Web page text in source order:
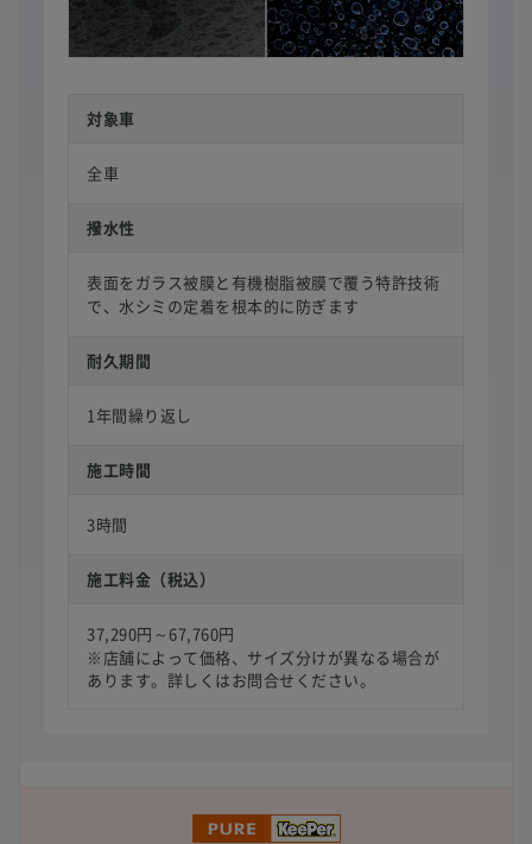
対象車
全車
撥水性
表面をガラス被膜と有機樹脂被膜で覆う特許技術
で、水シミの定着を根本的に防ぎます
耐久期間
1年間繰り返し
施工時間
3時間
施工料金（税込）
37,290円～67,760円
※店舗によって価格、サイズ分けが異なる場合が
あります。詳しくはお問合せください。